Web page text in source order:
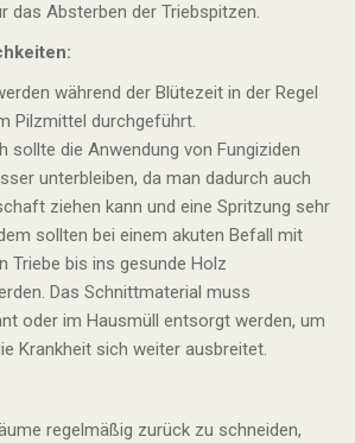
das Absterben der Triebspitzen.
während der Blütezeit in der Regel
Pilzmittel durchgeführt.
sollte die Anwendung von Fungiziden
unterbleiben, da man dadurch auch
ziehen kann und eine Spritzung sehr
sollten bei einem akuten Befall mit
Triebe bis ins gesunde Holz
Das Schnittmaterial muss
oder im Hausmüll entsorgt werden, um
Krankheit sich weiter ausbreitet.
regelmäßig zurück zu schneiden,